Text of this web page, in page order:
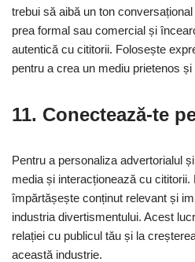
trebui să aibă un ton
prea formal sau comercial și
autentică cu cititorii. Folosește
pentru a crea un mediu prietenos
11. Conectează-te
Pentru a personaliza advertorialul
media și interacționează cu
împărtășește conținut relevant și
industria divertismentului. Acest
relației cu publicul tău și la
această industrie.